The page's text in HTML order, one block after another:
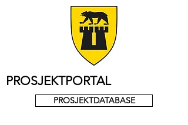
PROSJEKTPORTAL
PROSJEKTDATABASE